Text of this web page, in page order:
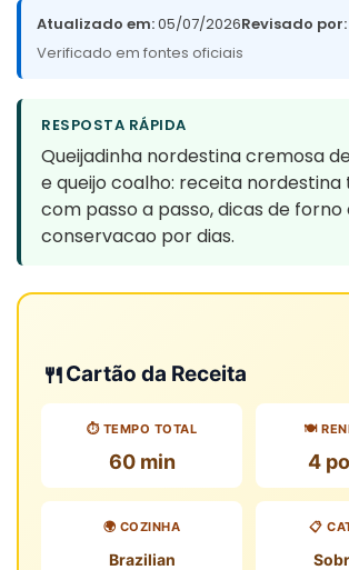
Atualizado em:05/07/2026Revisado por:
Verificado em fontes oficiais
RESPOSTA RÁPIDA
Queijadinha nordestina cremosa
e queijo coalho: receita
com passo a passo, dicas de forno
conservacao por dias.
🍴Cartão da Receita
⏱️ TEMPO TOTAL
60 min
🍽️
4
🌍 COZINHA
Brazilian
📋